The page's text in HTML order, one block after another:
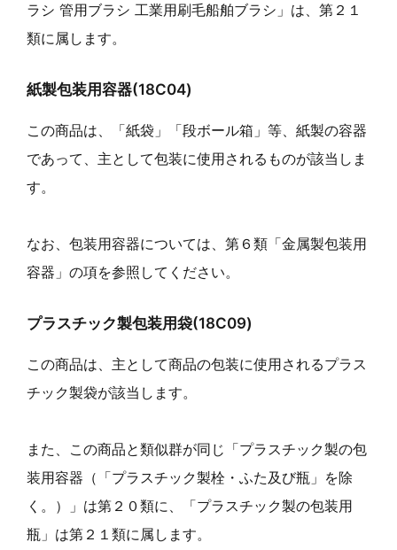
ラシ 管用ブラシ 工業用刷毛船舶ブラシ」は、第２１
類に属します。
紙製包装用容器(18C04)
この商品は、「紙袋」「段ボール箱」等、紙製の容器
であって、主として包装に使用されるものが該当しま
す。
なお、包装用容器については、第６類「金属製包装用
容器」の項を参照してください。
プラスチック製包装用袋(18C09)
この商品は、主として商品の包装に使用されるプラス
チック製袋が該当します。
また、この商品と類似群が同じ「プラスチック製の包
装用容器（「プラスチック製栓・ふた及び瓶」を除
く。）」は第２０類に、「プラスチック製の包装用
瓶」は第２１類に属します。